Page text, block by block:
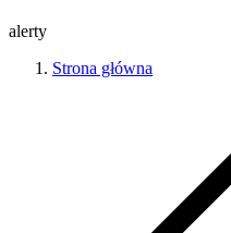
alerty
Strona główna